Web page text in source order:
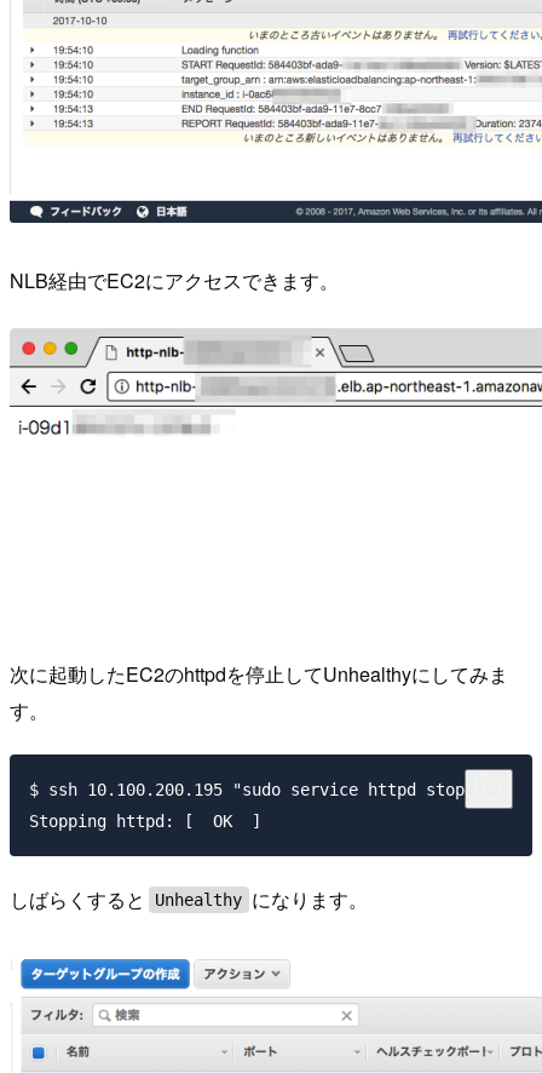
NLB経由でEC2にアクセスできます。
次に起動したEC2のhttpdを停止してUnhealthyにしてみま
す。
$ ssh 10.100.200.195 "sudo service httpd stop"
Stopping httpd: [  OK  ]
しばらくすると Unhealthy になります。